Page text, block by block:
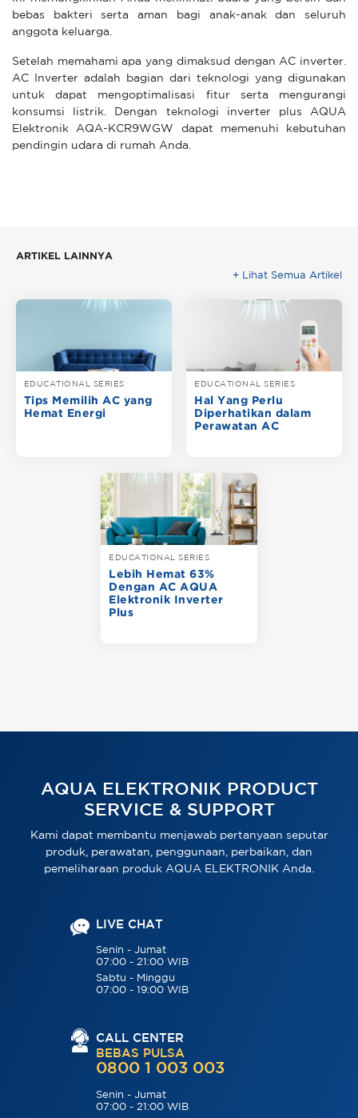
bebas bakteri serta aman bagi anak-anak dan seluruh
anggota keluarga.
Setelah memahami apa yang dimaksud dengan AC inverter.
AC Inverter adalah bagian dari teknologi yang digunakan
untuk dapat mengoptimalisasi fitur serta mengurangi
konsumsi listrik. Dengan teknologi inverter plus AQUA
Elektronik AQA-KCR9WGW dapat memenuhi kebutuhan
pendingin udara di rumah Anda.
ARTIKEL LAINNYA
+ Lihat Semua Artikel
EDUCATIONAL SERIES
Tips Memilih AC yang
Hemat Energi
EDUCATIONAL SERIES
Hal Yang Perlu
Diperhatikan dalam
Perawatan AC
EDUCATIONAL SERIES
Lebih Hemat 63%
Dengan AC AQUA
Elektronik Inverter
Plus
AQUA ELEKTRONIK PRODUCT
SERVICE & SUPPORT
Kami dapat membantu menjawab pertanyaan seputar
produk, perawatan, penggunaan, perbaikan, dan
pemeliharaan produk AQUA ELEKTRONIK Anda.
LIVE CHAT
Senin - Jumat
07:00 - 21:00 WIB
Sabtu - Minggu
07:00 - 19:00 WIB
CALL CENTER
BEBAS PULSA
0800 1 003 003
Senin - Jumat
07:00 - 21:00 WIB